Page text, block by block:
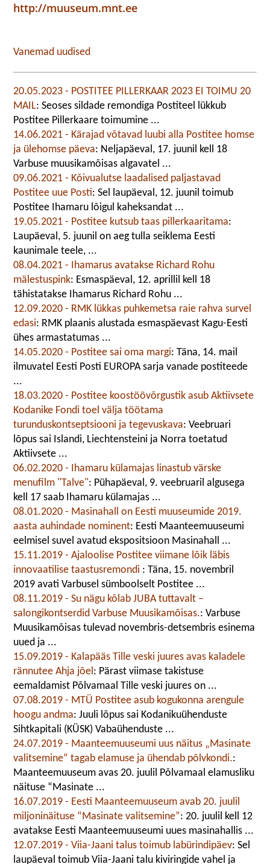
http://muuseum.mnt.ee
Vanemad uudised
20.05.2023 - POSTITEE PILLERKAAR 2023 EI TOIMU 20
MAIL: Seoses sildade remondiga Postiteel lükkub
Postitee Pillerkaare toimumine ...
14.06.2021 - Kärajad võtavad luubi alla Postitee homse
ja ülehomse päeva: Neljapäeval, 17. juunil kell 18
Varbuse muusikamõisas algavatel ...
09.06.2021 - Kõivualutse laadalised paljastavad
Postitee uue Posti: Sel laupäeval, 12. juunil toimub
Postitee Ihamaru lõigul kaheksandat ...
19.05.2021 - Postitee kutsub taas pillerkaaritama:
Laupäeval, 5. juunil on aeg tulla seiklema Eesti
kaunimale teele, ...
08.04.2021 - Ihamarus avatakse Richard Rohu
mälestuspink: Esmaspäeval, 12. aprillil kell 18
tähistatakse Ihamarus Richard Rohu ...
12.09.2020 - RMK lükkas puhkemetsa raie rahva survel
edasi: RMK plaanis alustada esmaspäevast Kagu-Eesti
ühes armastatumas ...
14.05.2020 - Postitee sai oma margi: Täna, 14. mail
ilmuvatel Eesti Posti EUROPA sarja vanade postiteede
...
18.03.2020 - Postitee koostöövõrgustik asub Aktiivsete
Kodanike Fondi toel välja töötama
turunduskontseptsiooni ja tegevuskava: Veebruari
lõpus sai Islandi, Liechtensteini ja Norra toetatud
Aktiivsete ...
06.02.2020 - Ihamaru külamajas linastub värske
menufilm "Talve": Pühapäeval, 9. veebruaril algusega
kell 17 saab Ihamaru külamajas ...
08.01.2020 - Masinahall on Eesti muuseumide 2019.
aasta auhindade nominent: Eesti Maanteemuuseumi
eelmisel suvel avatud ekspositsioon Masinahall ...
15.11.2019 - Ajaloolise Postitee viimane lõik läbis
innovaatilise taastusremondi : Täna, 15. novembril
2019 avati Varbusel sümboolselt Postitee ...
08.11.2019 - Su nägu kõlab JUBA tuttavalt –
salongikontserdid Varbuse Muusikamõisas.: Varbuse
Muusikamõisas tulevad novembris-detsembris esinema
uued ja ...
15.09.2019 - Kalapääs Tille veski juures avas kaladele
rännutee Ahja jõel: Pärast viimase takistuse
eemaldamist Põlvamaal Tille veski juures on ...
07.08.2019 - MTÜ Postitee asub kogukonna arengule
hoogu andma: Juuli lõpus sai Kodanikuühenduste
Sihtkapitali (KÜSK) Vabaühenduste ...
24.07.2019 - Maanteemuuseumi uus näitus „Masinate
valitsemine“ tagab elamuse ja ühendab põlvkondi.:
Maanteemuuseum avas 20. juulil Põlvamaal elamusliku
näituse “Masinate ...
16.07.2019 - Eesti Maanteemuuseum avab 20. juulil
miljoninäituse “Masinate valitsemine”: 20. juulil kell 12
avatakse Eesti Maanteemuuseumi uues masinahallis ...
12.07.2019 - Viia-Jaani talus toimub labürindipäev: Sel
laupäeval toimub Viia-Jaani talu kiviringide vahel ja